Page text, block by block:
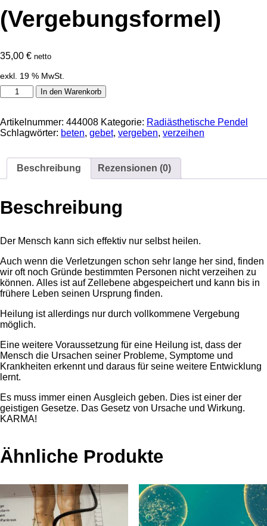
(Vergebungsformel)
35,00 € netto
exkl. 19 % MwSt.
Heilungsgebet
(Vergebungsformel)
In den Warenkorb
Artikelnummer: 444008 Kategorie: Radiästhetische Pendel
Schlagwörter: beten, gebet, vergeben, verzeihen
Beschreibung Rezensionen (0)
Beschreibung
Der Mensch kann sich effektiv nur selbst heilen.
Auch wenn die Verletzungen schon sehr lange her sind, finden
wir oft noch Gründe bestimmten Personen nicht verzeihen zu
können. Alles ist auf Zellebene abgespeichert und kann bis in
frühere Leben seinen Ursprung finden.
Heilung ist allerdings nur durch vollkommene Vergebung
möglich.
Eine weitere Voraussetzung für eine Heilung ist, dass der
Mensch die Ursachen seiner Probleme, Symptome und
Krankheiten erkennt und daraus für seine weitere Entwicklung
lernt.
Es muss immer einen Ausgleich geben. Dies ist einer der
geistigen Gesetze. Das Gesetz von Ursache und Wirkung.
KARMA!
Ähnliche Produkte